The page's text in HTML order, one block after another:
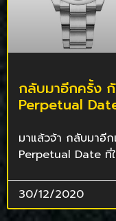
กลับมาอีกครั้ง
Perpetual
มาแล้วจ้า กลับมาอี
Perpetual Date ที่
30/12/2020